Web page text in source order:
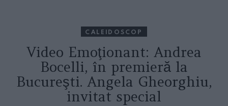
CALEIDOSCOP
Video Emoţionant: Andrea
Bocelli, în premieră la
Bucureşti. Angela Gheorghiu,
invitat special